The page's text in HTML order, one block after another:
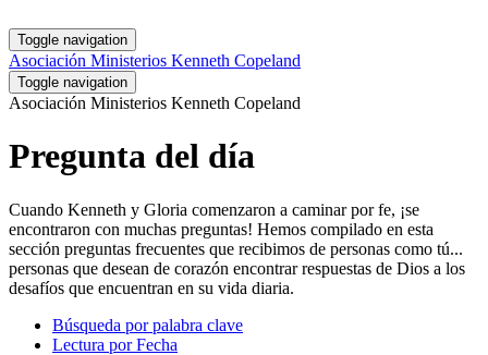
Toggle navigation
Asociación Ministerios Kenneth Copeland
Toggle navigation
Asociación Ministerios Kenneth Copeland
Pregunta del día
Cuando Kenneth y Gloria comenzaron a caminar por fe, ¡se
encontraron con muchas preguntas! Hemos compilado en esta
sección preguntas frecuentes que recibimos de personas como tú...
personas que desean de corazón encontrar respuestas de Dios a los
desafíos que encuentran en su vida diaria.
Búsqueda por palabra clave
Lectura por Fecha